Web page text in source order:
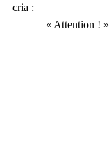
cria :
            « Attention ! »